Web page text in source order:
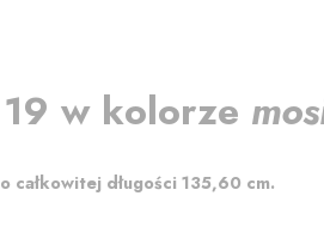
w kolorze
o całkowitej długości 135,60 cm.